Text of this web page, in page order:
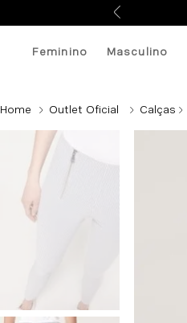
Feminino Masculino
Outlet Oficial Calças